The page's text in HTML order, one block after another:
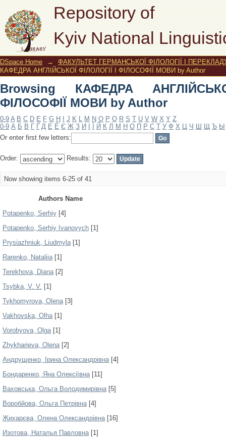
Repository of
Kyiv National
Browsing КАФЕДРА АНГЛІЙСЬКОЇ
DSpace Home →
ФАКУЛЬТЕТ ГЕРМАНСЬКОЇ ФІЛОЛОГІЇ І
КАФЕДРА АНГЛІЙСЬКОЇ ФІЛОЛОГІЇ І ФІЛОСОФІЇ МОВИ by Author
Browsing КАФЕДРА
ФІЛОСОФІЇ МОВИ by Author
0-9 A B C D E F G H J K L M N O P Q R S T U V W X Y Z
0-9 А Б В Г Ґ Д Е Ё Є Ж З И Й К Л М Н О П Р С Т У Ф Х Ц Ч Ш Щ Ъ Ы
Or enter first few letters:
Order: Results:
Now showing items 6-25 of 41
Authors Name
Potapenko, Serhiy [4]
Potapenko, Serhiy Ivanovych [1]
Prysiazhniuk, Liudmyla[1]
Rarenko, Nataliia[1]
Terekhova, Diana[2]
Tsybka, V. V. [1]
Tykhomyrova, Olena[3]
Vakhovska, Olha[1]
Vorobyova, Olga[1]
Zhykharieva, Olena[2]
Андрущенко, Ірина Олександрівна[4]
Бондаренко, Яна Олексіївна[11]
Ваховська, Ольга Володимирівна[5]
Воробйова, Ольга Петрівна[4]
Жихарєва, Олена Олександрівна[16]
Изотова, Наталья Павловна[1]